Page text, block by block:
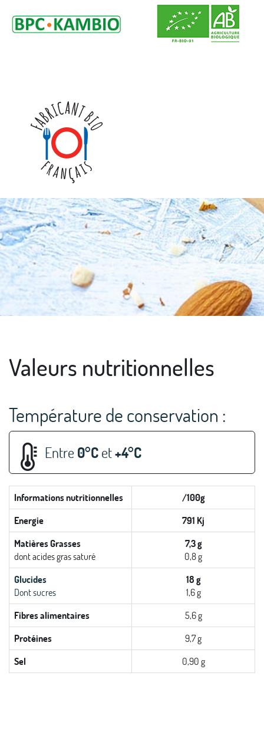
Valeurs nutritionnelles
Température de conservation :
Entre0°Cet+4°C
Informations nutritionnelles
/100g
Energie
791 Kj
Matières Grasses
dont acides gras saturé
7,3 g
0,8 g
Glucides
Dont sucres
18 g
1,6 g
Fibres alimentaires
5,6 g
Protéines
9,7 g
Sel
0,90 g